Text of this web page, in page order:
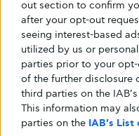
out section to confirm
after your opt-out
seeing interest-based
utilized by us or
parties prior to your
of the further disclosure
third parties on the
This information may
parties on the IAB’s